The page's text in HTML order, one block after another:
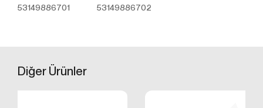
53149886701 53149886702
Diğer Ürünler